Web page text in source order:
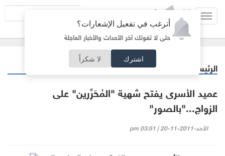
أترغب في تفعيل الإشعارات؟
حتى لا تفوتك آخر الأحداث والأخبار العاجلة
اشترك لا شكراً
الرئيسية عربي دولي
عميد الأسرى يفتح شهية "المُحَرَّرين" على
الزواج..."بالصور"
الأحد-2011-11-20 | 03:51 pm